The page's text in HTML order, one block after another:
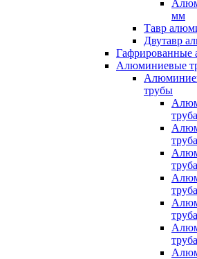
мм
Тавр
Двутавр
Гафрированные
Алюминиевые
трубы